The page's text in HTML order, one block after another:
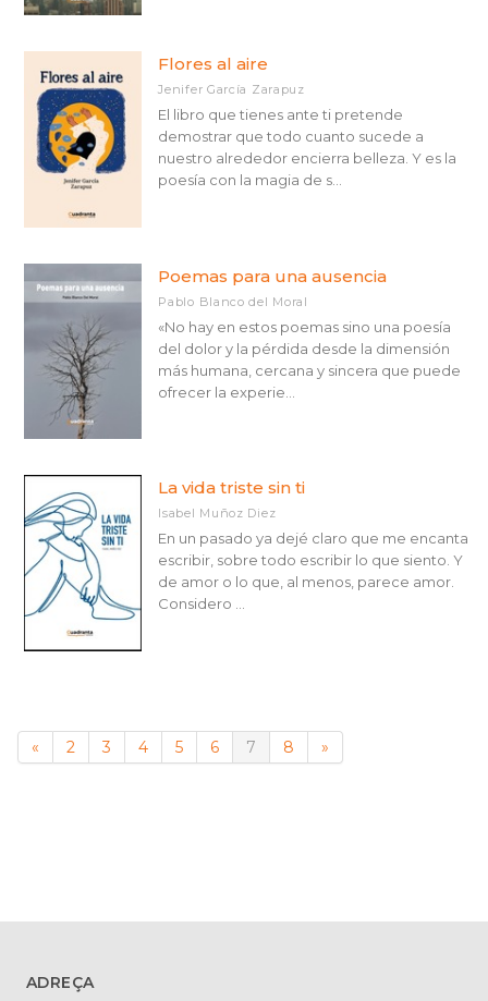
Flores al aire
Jenifer García Zarapuz
El libro que tienes ante ti pretende
demostrar que todo cuanto sucede a
nuestro alrededor encierra belleza. Y es la
poesía con la magia de s...
Poemas para una ausencia
Pablo Blanco del Moral
«No hay en estos poemas sino una poesía
del dolor y la pérdida desde la dimensión
más humana, cercana y sincera que puede
ofrecer la experie...
La vida triste sin ti
Isabel Muñoz Diez
En un pasado ya dejé claro que me encanta
escribir, sobre todo escribir lo que siento. Y
de amor o lo que, al menos, parece amor.
Considero ...
« 2 3 4 5 6 7 8 »
ADREÇA